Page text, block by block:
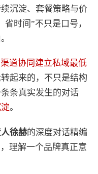
沉淀、套餐策略与价
时间”不只是口号，
渠道协同建立私域最低
起来的，不只是结构
条真实发生的对话
。
徐赫的深度对话精编
理解一个品牌真正意